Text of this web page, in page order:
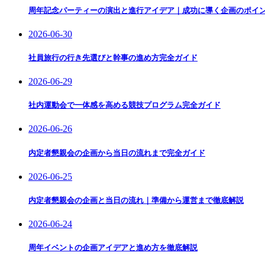
周年記念パーティーの演出と進行アイデア｜成功に導く企画のポイ
2026-06-30
社員旅行の行き先選びと幹事の進め方完全ガイド
2026-06-29
社内運動会で一体感を高める競技プログラム完全ガイド
2026-06-26
内定者懇親会の企画から当日の流れまで完全ガイド
2026-06-25
内定者懇親会の企画と当日の流れ｜準備から運営まで徹底解説
2026-06-24
周年イベントの企画アイデアと進め方を徹底解説